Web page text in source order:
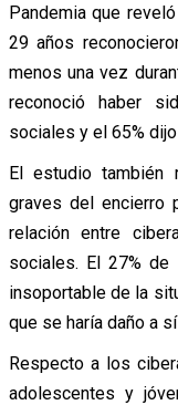
Pandemia que
29 años
menos una vez
reconoció haber
sociales y el 65%
El estudio también
graves del encierro
relación entre
sociales. El 27%
insoportable de la
que se haría daño a
Respecto a los
adolescentes y